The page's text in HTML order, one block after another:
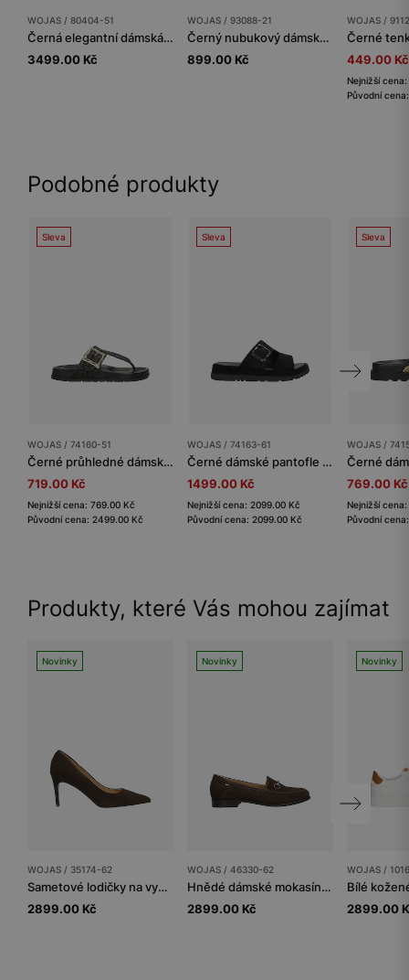
WOJAS / 80404-51
Černá elegantní dámská kabelka typu kufřík
3499.00 Kč
WOJAS / 93088-21
Černý nubukový dámský pásek se zlatou sponou
899.00 Kč
WOJAS /
449.00 Kč
Nejnižší
Původní
Podobné produkty
Sleva
WOJAS / 74160-51
Černé průhledné dámské žabky se zlatou přezkou
719.00 Kč
Nejnižší cena: 769.00 Kč
Původní cena: 2499.00 Kč
Sleva
WOJAS / 74163-61
Černé dámské pantofle na platformě
1499.00 Kč
Nejnižší cena: 2099.00 Kč
Původní cena: 2099.00 Kč
Sleva
WOJAS /
769.00 Kč
Nejnižší
Původní
Produkty, které Vás mohou zajímat
Novinky
WOJAS / 35174-62
Sametové lodičky na vysokém podpatku v čokoládově hnědé barvě
2899.00 Kč
Novinky
WOJAS / 46330-62
Hnědé dámské mokasíny se zlatou ozdobou
2899.00 Kč
Novinky
WOJAS /
2899.00